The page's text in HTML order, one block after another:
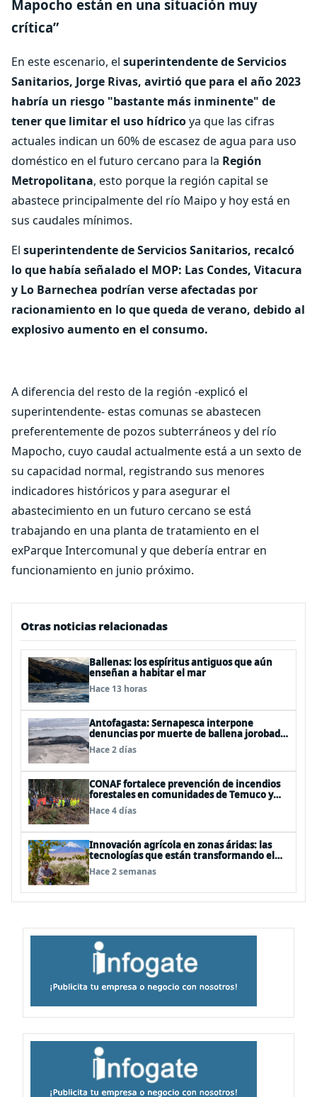
Mapocho están en una situación muy
crítica”
En este escenario, el superintendente de Servicios
Sanitarios, Jorge Rivas, avirtió que para el año 2023
habría un riesgo "bastante más inminente" de
tener que limitar el uso hídricoya que las cifras
actuales indican un 60% de escasez de agua para uso
doméstico en el futuro cercano para la Región
Metropolitana, esto porque la región capital se
abastece principalmente del río Maipo y hoy está en
sus caudales mínimos.
El superintendente de Servicios Sanitarios, recalcó
lo que había señalado el MOP: Las Condes, Vitacura
y Lo Barnechea podrían verse afectadas por
racionamiento en lo que queda de verano, debido al
explosivo aumento en el consumo.
A diferencia del resto de la región -explicó el
superintendente- estas comunas se abastecen
preferentemente de pozos subterráneos y del río
Mapocho, cuyo caudal actualmente está a un sexto de
su capacidad normal, registrando sus menores
indicadores históricos y para asegurar el
abastecimiento en un futuro cercano se está
trabajando en una planta de tratamiento en el
exParque Intercomunal y que debería entrar en
funcionamiento en junio próximo.
Otras noticias relacionadas
Ballenas: los espíritus antiguos que aún
enseñan a habitar el mar
Hace 13 horas
Antofagasta: Sernapesca interpone
denuncias por muerte de ballena jorobada
y maltrato a lobos marinos
Hace 2 días
CONAF fortalece prevención de incendios
forestales en comunidades de Temuco y
Galvarino
Hace 4 días
Innovación agrícola en zonas áridas: las
tecnologías que están transformando el
desierto de Atacama
Hace 2 semanas